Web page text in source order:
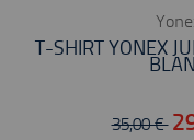
T-SHIRT YONEX
35,00 €